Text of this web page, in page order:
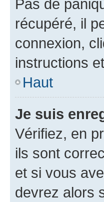
Pas de
récupéré, il
connexion,
instructions
Haut
Je suis
Vérifiez, en
ils sont
et si vous
devrez alors